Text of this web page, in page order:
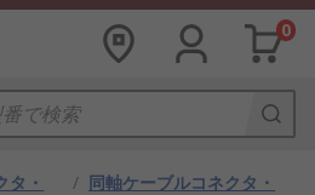
0
タ・
/ 同軸ケーブルコネクタ・